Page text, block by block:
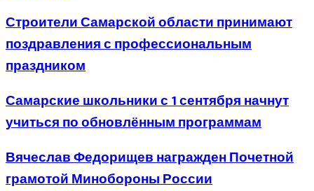
Строители Самарской области принимают
поздравления с профессиональным
праздником
Самарские школьники с 1 сентября начнут
учиться по обновлённым программам
Вячеслав Федорищев награжден Почетной
грамотой Минобороны России